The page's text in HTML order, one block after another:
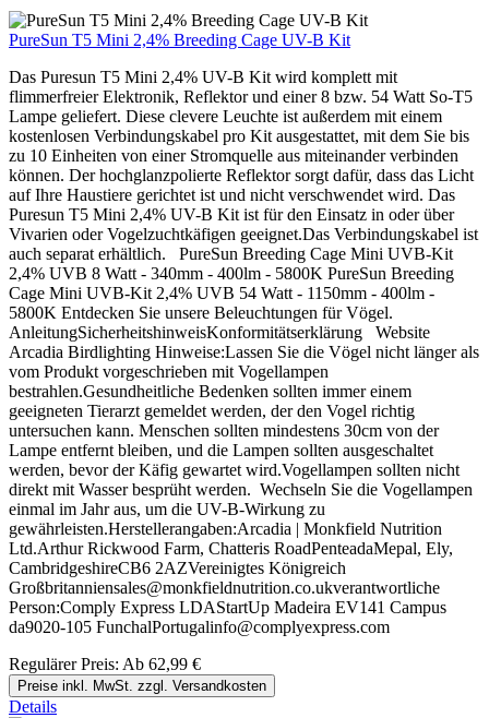
PureSun T5 Mini 2,4% Breeding Cage UV-B Kit
Das Puresun T5 Mini 2,4% UV-B Kit wird komplett mit
flimmerfreier Elektronik, Reflektor und einer 8 bzw. 54 Watt So-T5
Lampe geliefert. Diese clevere Leuchte ist außerdem mit einem
kostenlosen Verbindungskabel pro Kit ausgestattet, mit dem Sie bis
zu 10 Einheiten von einer Stromquelle aus miteinander verbinden
können. Der hochglanzpolierte Reflektor sorgt dafür, dass das Licht
auf Ihre Haustiere gerichtet ist und nicht verschwendet wird. Das
Puresun T5 Mini 2,4% UV-B Kit ist für den Einsatz in oder über
Vivarien oder Vogelzuchtkäfigen geeignet.Das Verbindungskabel ist
auch separat erhältlich. PureSun Breeding Cage Mini UVB-Kit
2,4% UVB 8 Watt - 340mm - 400lm - 5800K PureSun Breeding
Cage Mini UVB-Kit 2,4% UVB 54 Watt - 1150mm - 400lm -
5800K Entdecken Sie unsere Beleuchtungen für Vögel.
AnleitungSicherheitshinweisKonformitätserklärung Website
Arcadia Birdlighting Hinweise:Lassen Sie die Vögel nicht länger als
vom Produkt vorgeschrieben mit Vogellampen
bestrahlen.Gesundheitliche Bedenken sollten immer einem
geeigneten Tierarzt gemeldet werden, der den Vogel richtig
untersuchen kann. Menschen sollten mindestens 30cm von der
Lampe entfernt bleiben, und die Lampen sollten ausgeschaltet
werden, bevor der Käfig gewartet wird.Vogellampen sollten nicht
direkt mit Wasser besprüht werden. Wechseln Sie die Vogellampen
einmal im Jahr aus, um die UV-B-Wirkung zu
gewährleisten.Herstellerangaben:Arcadia | Monkfield Nutrition
Ltd.Arthur Rickwood Farm, Chatteris RoadPenteadaMepal, Ely,
CambridgeshireCB6 2AZVereinigtes Königreich
Großbritanniensales@monkfieldnutrition.co.ukverantwortliche
Person:Comply Express LDAStartUp Madeira EV141 Campus
da9020-105 FunchalPortugalinfo@complyexpress.com
Regulärer Preis: Ab 62,99 €
Preise inkl. MwSt. zzgl. Versandkosten
Details